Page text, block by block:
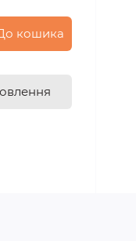
кошика